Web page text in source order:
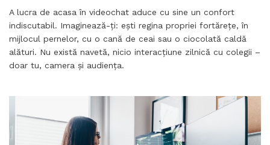
A lucra de acasa în videochat aduce cu sine un confort
indiscutabil. Imaginează-ți: ești regina propriei fortărețe, în
mijlocul pernelor, cu o cană de ceai sau o ciocolată caldă
alături. Nu există navetă, nicio interacțiune zilnică cu colegii –
doar tu, camera și audiența.